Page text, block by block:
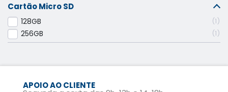
Cartão Micro SD
128GB 1
256GB 1
APOIO AO CLIENTE